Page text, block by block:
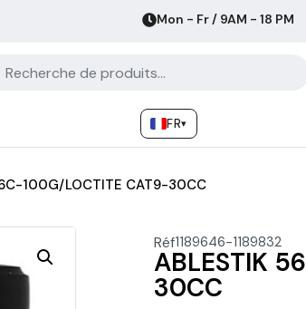
Mon - Fr / 9AM - 18 PM
FR▾
100G/LOCTITE CAT9-30CC
Réf1189646-1189832
ABLESTIK
30CC